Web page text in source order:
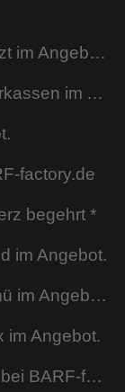
Viele BARF Produkte jetzt im Angebot.
Hausmarke & Hühnerkarkassen im Angebot.
factory.de
begehrt *
im Angebot.
Hausmarke & BARFmenü im Angebot.
im Angebot.
10% Neujahrsgutschein bei BARF-factory.de